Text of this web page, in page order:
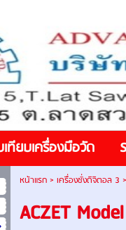
ทียบเครื่องมือวัด
หน้าแรก> เครื่องชั่งดิจิตอล 3 >
ACZET